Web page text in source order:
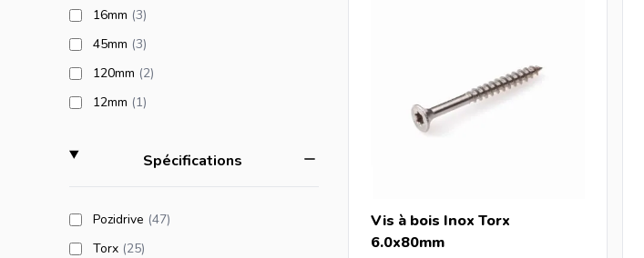
16mm (3products available
)
45mm (3products available
)
120mm (2products available
)
12mm (1products available
)
Spécificationsfilter
Pozidrive (47products available
)
Torx (25products available
)
Vis à bois Inox Torx
6.0x80mm